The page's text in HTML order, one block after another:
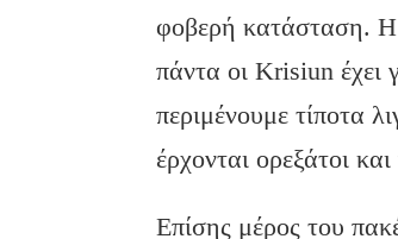
φοβερή κατάσταση. Η
πάντα οι Krisiun έχει
περιμένουμε τίποτα
έρχονται ορεξάτοι
Επίσης μέρος του